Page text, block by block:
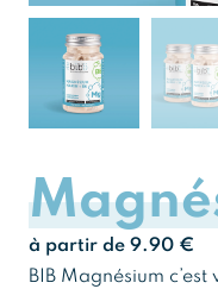
à partir de 9.90 €
BIB Magnésium